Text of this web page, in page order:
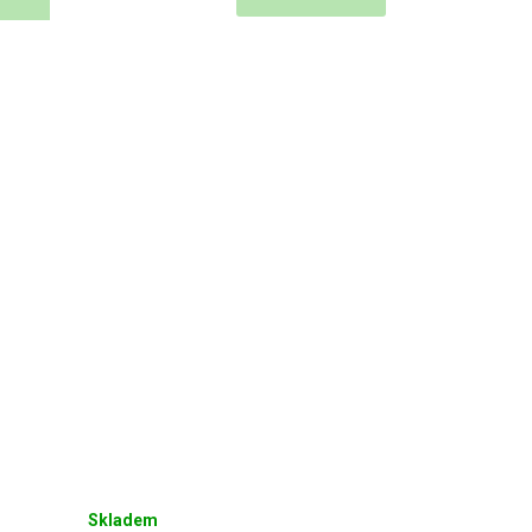
Skladem